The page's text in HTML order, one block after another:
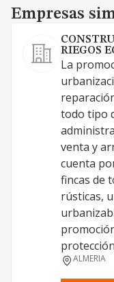
Empresas similares
Empresas
RIEGOS
La
todo tipo
venta y
cuenta
fincas de
rústicas,
ALMERIA